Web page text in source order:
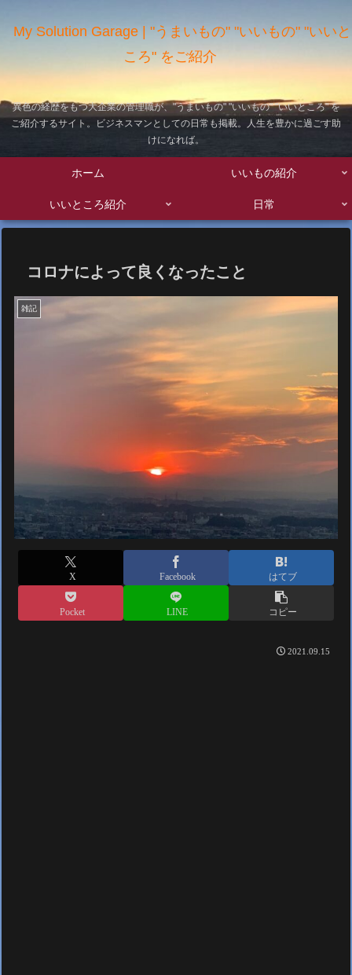
My Solution Garage | "うまいもの" "いいもの" "いいと
ころ" をご紹介
異色の経歴をもつ大企業の管理職が、"うまいもの" "いいもの" "いいところ" を
ご紹介するサイト。ビジネスマンとしての日常も掲載。人生を豊かに過ごす助
けになれば。
ホーム いいもの紹介
いいところ紹介 日常
コロナによって良くなったこと
雑記
X Facebook はてブ
Pocket LINE コピー
2021.09.15